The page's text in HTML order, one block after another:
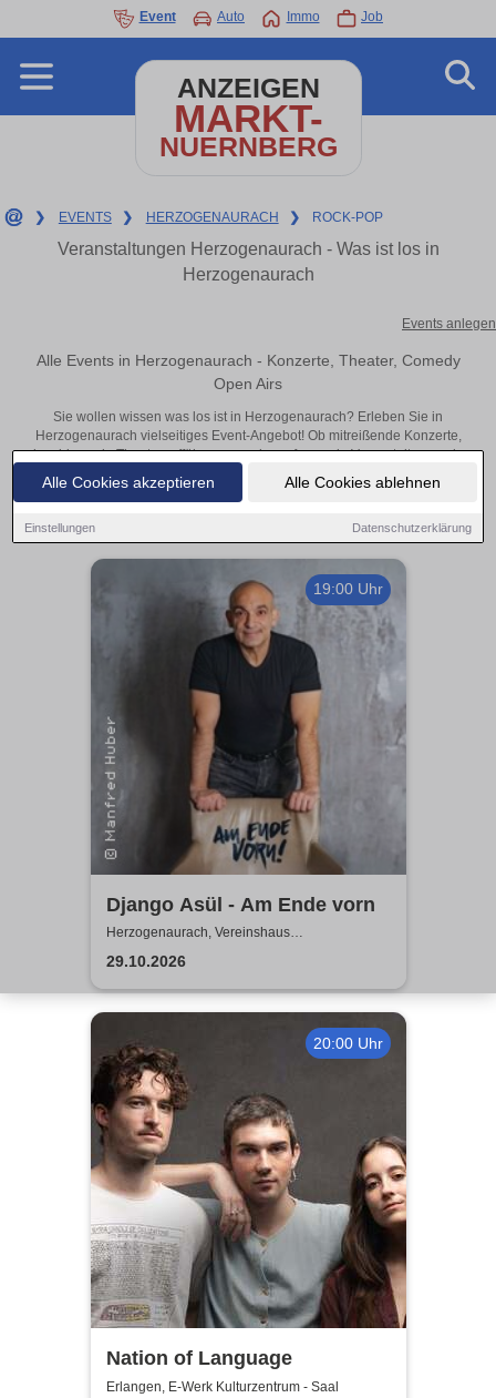
Alle Cookies akzeptieren Alle Cookies ablehnen
Einstellungen Datenschutzerklärung
Event Auto Immo Job
ANZEIGEN
MARKT-
NUERNBERG
❯ EVENTS ❯ HERZOGENAURACH ❯ ROCK-POP
Veranstaltungen Herzogenaurach - Was ist los in
Herzogenaurach
Events anlegen
Alle Events in Herzogenaurach - Konzerte, Theater, Comedy
Open Airs
Sie wollen wissen was los ist in Herzogenaurach? Erleben Sie in
Herzogenaurach vielseitiges Event-Angebot! Ob mitreißende Konzerte,
inspirierende Theateraufführungen oder aufregende Veranstaltungen in
Herzogenaurach – hier finden alles im Überblick und Tickets.
19:00 Uhr
Django Asül - Am Ende vorn
Herzogenaurach, Vereinshaus
Herzogenaurach
29.10.2026
20:00 Uhr
Nation of Language
Erlangen, E-Werk Kulturzentrum - Saal